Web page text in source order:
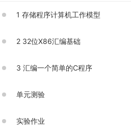
1 存储程序计算机工作模型
2 32位X86汇编基础
3 汇编一个简单的C程序
单元测验
实验作业